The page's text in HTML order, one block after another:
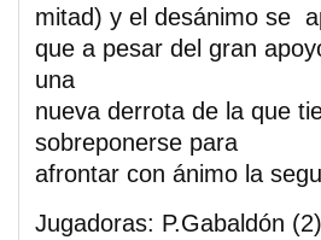
mitad) y el desánimo se
que a pesar del gran
una
nueva derrota de la que
sobreponerse para
afrontar con ánimo la
Jugadoras: P.Gabaldón